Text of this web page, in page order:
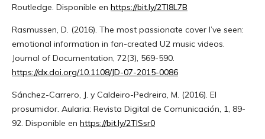
Routledge. Disponible en https://bit.ly/2Tl8L7B
Rasmussen, D. (2016). The most passionate cover I’ve seen:
emotional information in fan-created U2 music videos.
Journal of Documentation, 72(3), 569-590.
https://dx.doi.org/10.1108/JD-07-2015-0086
Sánchez-Carrero, J. y Caldeiro-Pedreira, M. (2016). El
prosumidor. Aularia: Revista Digital de Comunicación, 1, 89-
92. Disponible en https://bit.ly/2TlSsr0